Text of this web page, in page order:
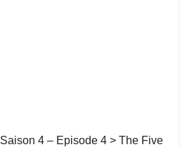
Saison 4 – Episode 4 > The Five